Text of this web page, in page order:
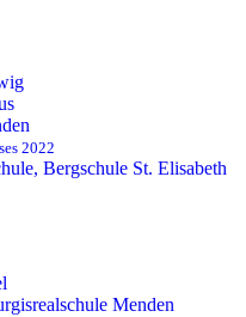
2022
Bergschule St. Elisabeth
Menden